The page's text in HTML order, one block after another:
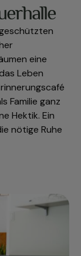
eine
Leben
Familie ganz
Hektik. Ein
nötige Ruhe